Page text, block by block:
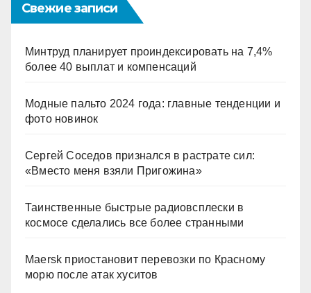
Свежие записи
Минтруд планирует проиндексировать на 7,4%
более 40 выплат и компенсаций
Модные пальто 2024 года: главные тенденции и
фото новинок
Сергей Соседов признался в растрате сил:
«Вместо меня взяли Пригожина»
Таинственные быстрые радиовсплески в
космосе сделались все более странными
Maersk приостановит перевозки по Красному
морю после атак хуситов